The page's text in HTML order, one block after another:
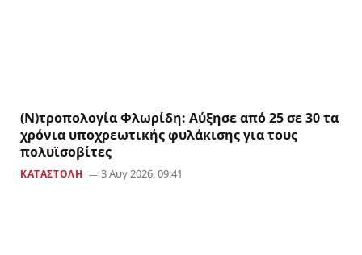
(Ν)τροπολογία Φλωρίδη: Αύξησε από 25 σε 30 τα
χρόνια υποχρεωτικής φυλάκισης για τους
πολυϊσοβίτες
ΚΑΤΑΣΤΟΛΗ 3 Αυγ 2026, 09:41